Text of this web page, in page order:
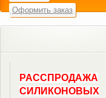
Оформить заказ
РАССПРОДАЖА
СИЛИКОНОВЫХ